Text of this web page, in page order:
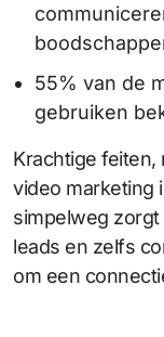
55% van de
gebruiken
Krachtige feiten,
video marketing
simpelweg
leads en zelfs
om een